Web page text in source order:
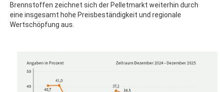
Brennstoffen zeichnet sich der Pelletmarkt weiterhin durch
eine insgesamt hohe Preisbeständigkeit und regionale
Wertschöpfung aus.